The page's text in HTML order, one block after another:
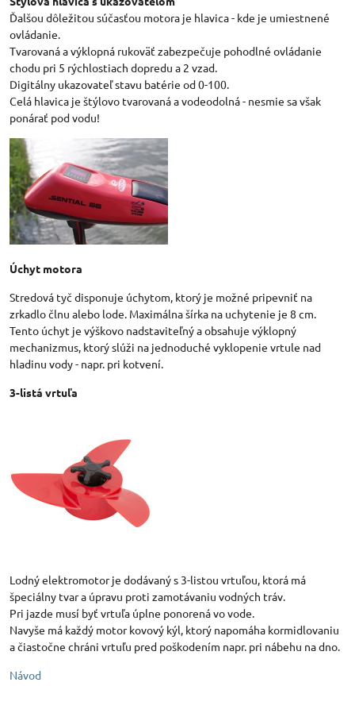
Ďalšou dôležitou súčasťou motora je hlavica - kde je umiestnené
ovládanie.
Tvarovaná a výklopná rukoväť zabezpečuje pohodlné ovládanie
chodu pri 5 rýchlostiach dopredu a 2 vzad.
Digitálny ukazovateľ stavu batérie od 0-100.
Celá hlavica je štýlovo tvarovaná a vodeodolná - nesmie sa však
ponárať pod vodu!
Úchyt motora
Stredová tyč disponuje úchytom, ktorý je možné pripevniť na
zrkadlo člnu alebo lode. Maximálna šírka na uchytenie je 8 cm.
Tento úchyt je výškovo nadstaviteľný a obsahuje výklopný
mechanizmus, ktorý slúži na jednoduché vyklopenie vrtule nad
hladinu vody - napr. pri kotvení.
3-listá vrtuľa
Lodný elektromotor je dodávaný s 3-listou vrtuľou, ktorá má
špeciálny tvar a úpravu proti zamotávaniu vodných tráv.
Pri jazde musí byť vrtuľa úplne ponorená vo vode.
Navyše má každý motor kovový kýl, ktorý napomáha kormidlovaniu
a čiastočne chráni vrtuľu pred poškodením napr. pri nábehu na dno.
Návod